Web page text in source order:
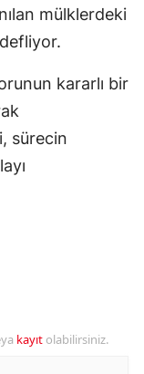
mülklerdeki
kararlı bir
sürecin
kayıt olabilirsiniz.